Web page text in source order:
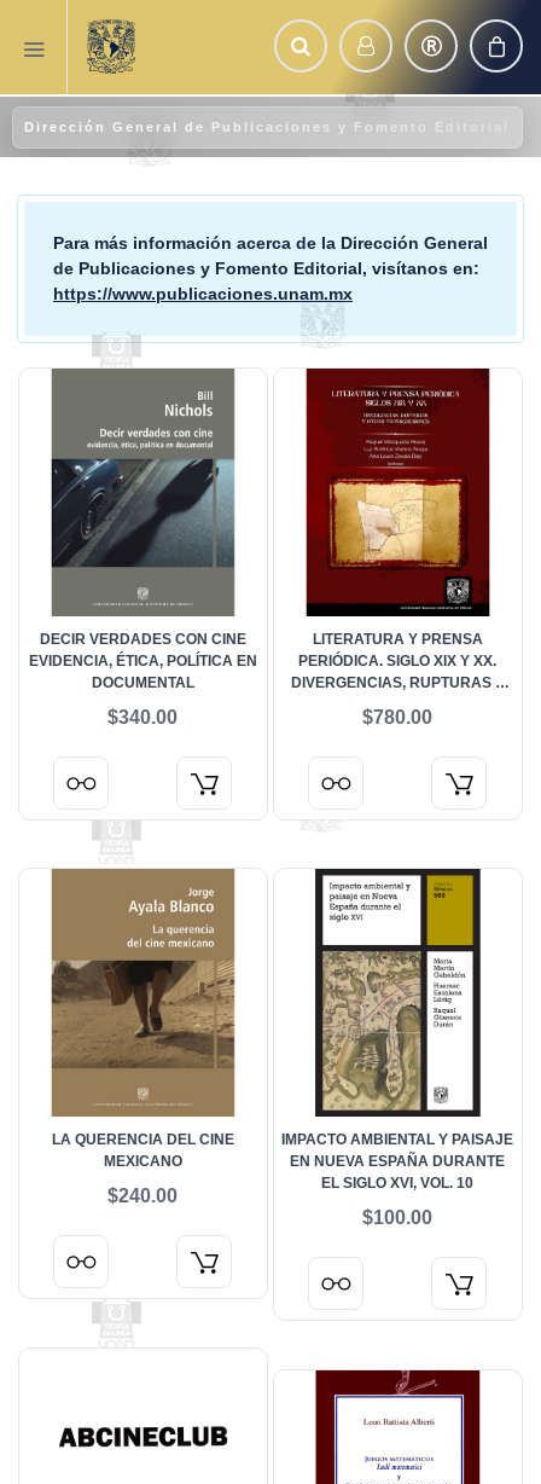
Dirección General de Publicaciones y Fomento Editorial
Para más información acerca de la Dirección General
de Publicaciones y Fomento Editorial, visítanos en:
https://www.publicaciones.unam.mx
DECIR VERDADES CON CINE
EVIDENCIA, ÉTICA, POLÍTICA EN
DOCUMENTAL
$340.00
LITERATURA Y PRENSA
PERIÓDICA. SIGLO XIX Y XX.
DIVERGENCIAS, RUPTURAS Y
$780.00
LA QUERENCIA DEL CINE
MEXICANO
$240.00
IMPACTO AMBIENTAL Y PAISAJE
EN NUEVA ESPAÑA DURANTE
EL SIGLO XVI, VOL. 10
$100.00